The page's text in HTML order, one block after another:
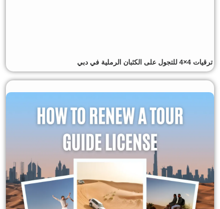
ترقيات 4×4 للتجول على الكثبان الرملية في دبي